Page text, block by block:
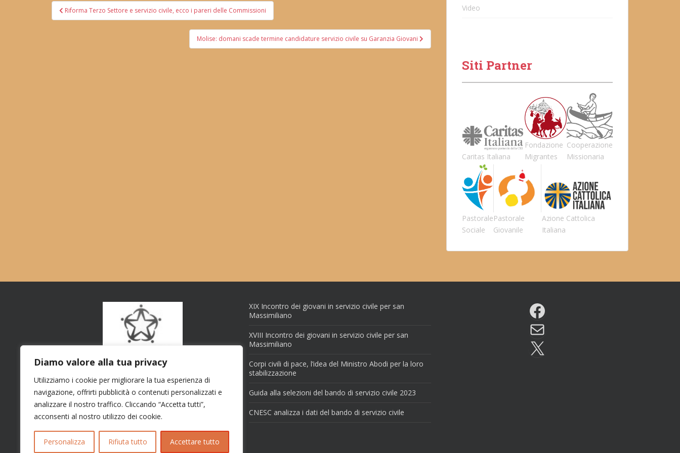
Diamo valore alla tua privacy
Utilizziamo i cookie per migliorare la tua esperienza di
navigazione, offrirti pubblicità o contenuti personalizzati e
analizzare il nostro traffico. Cliccando “Accetta tutti”,
acconsenti al nostro utilizzo dei cookie.
Personalizza Rifiuta tutto Accettare tutto
Navigazione
articoli
Riforma Terzo Settore e servizio civile, ecco i pareri delle Commissioni
Molise: domani scade termine candidature servizio civile su Garanzia Giovani
Video
Siti Partner
Caritas Italiana
Fondazione
Migrantes
Cooperazione
Missionaria
Pastorale
Sociale
Pastorale
Giovanile
Azione Cattolica
Italiana
XIX Incontro dei giovani in servizio civile per san
Massimiliano
XVIII Incontro dei giovani in servizio civile per san
Massimiliano
Corpi civili di pace, l’idea del Ministro Abodi per la loro
stabilizzazione
Guida alla selezioni del bando di servizio civile 2023
CNESC analizza i dati del bando di servizio civile
Facebook
Email
X